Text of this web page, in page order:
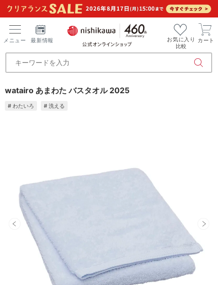
メニュー 最新情報
お気に入り
比較
カート
watairo あまわた バスタオル 2025
# わたいろ # 洗える